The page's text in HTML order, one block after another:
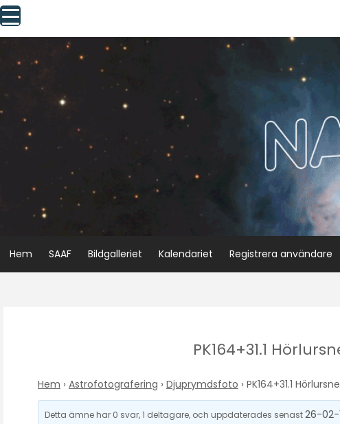
Skip
to
content
Hem SAAF Bildgalleriet Kalendariet Registrera användare
PK164+31.1
Hem › Astrofotografering › Djuprymdsfoto › PK164+31.1
Detta ämne har 0 svar, 1 deltagare, och uppdaterades senast26-02-